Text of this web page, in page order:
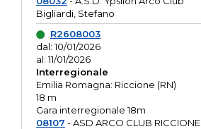
Bigliardi, Stefano
R2608003
dal: 10/01/2026
al: 11/01/2026
Interregionale
Emilia Romagna: Riccione (RN)
18 m
Gara interregionale 18m
08107 - ASD ARCO CLUB RICCIONE